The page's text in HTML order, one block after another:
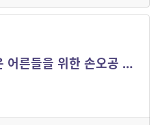
평역 서유기: 아이를 닮은 어른들을 위한 손오공 이야기[전10권]